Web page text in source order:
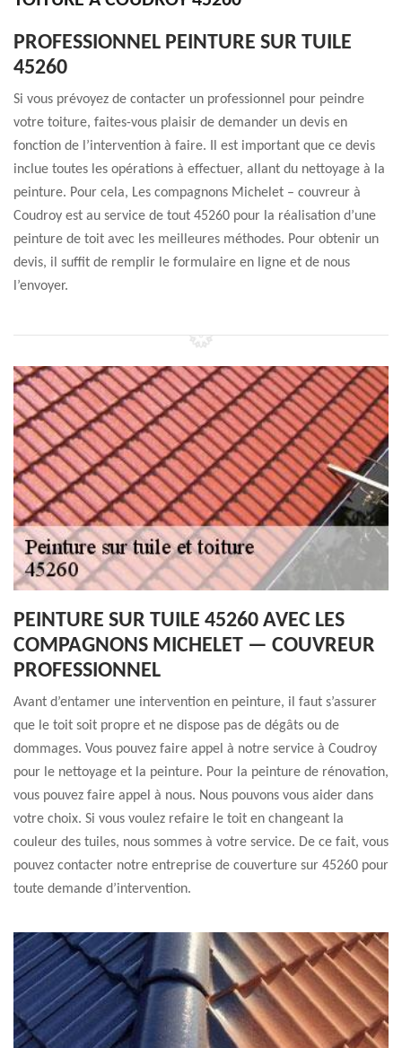
PROFESSIONNEL PEINTURE SUR TUILE
45260
Si vous prévoyez de contacter un professionnel pour peindre
votre toiture, faites-vous plaisir de demander un devis en
fonction de l’intervention à faire. Il est important que ce devis
inclue toutes les opérations à effectuer, allant du nettoyage à la
peinture. Pour cela, Les compagnons Michelet – couvreur à
Coudroy est au service de tout 45260 pour la réalisation d’une
peinture de toit avec les meilleures méthodes. Pour obtenir un
devis, il suffit de remplir le formulaire en ligne et de nous
l’envoyer.
PEINTURE SUR TUILE 45260 AVEC LES
COMPAGNONS MICHELET — COUVREUR
PROFESSIONNEL
Avant d’entamer une intervention en peinture, il faut s’assurer
que le toit soit propre et ne dispose pas de dégâts ou de
dommages. Vous pouvez faire appel à notre service à Coudroy
pour le nettoyage et la peinture. Pour la peinture de rénovation,
vous pouvez faire appel à nous. Nous pouvons vous aider dans
votre choix. Si vous voulez refaire le toit en changeant la
couleur des tuiles, nous sommes à votre service. De ce fait, vous
pouvez contacter notre entreprise de couverture sur 45260 pour
toute demande d’intervention.